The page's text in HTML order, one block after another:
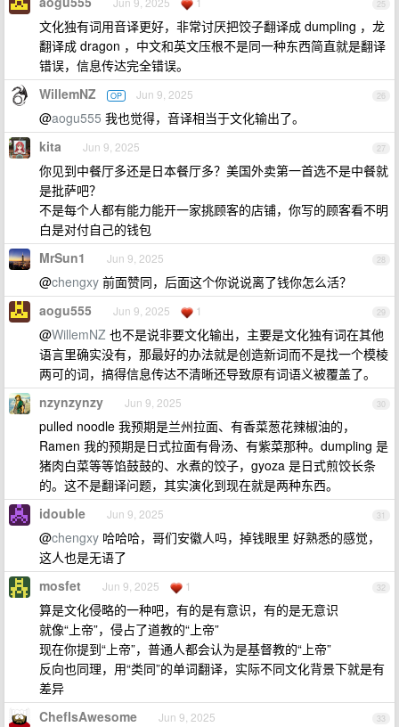
25
文化独有词用音译更好，非常讨厌把饺子翻译成 dumpling ，龙
翻译成 dragon ，中文和英文压根不是同一种东西简直就是翻译
错误，信息传达完全错误。
26
WillemNZ OP Jun 9, 2025
@aogu555 我也觉得，音译相当于文化输出了。
27
kita Jun 9, 2025
你见到中餐厅多还是日本餐厅多？美国外卖第一首选不是中餐就
是批萨吧？
不是每个人都有能力能开一家挑顾客的店铺，你写的顾客看不明
白是对付自己的钱包
28
MrSun1 Jun 9, 2025
@chengxy 前面赞同，后面这个你说说离了钱你怎么活？
29
aogu555 Jun 9, 2025 1
@WillemNZ 也不是说非要文化输出，主要是文化独有词在其他
语言里确实没有，那最好的办法就是创造新词而不是找一个模棱
两可的词，搞得信息传达不清晰还导致原有词语义被覆盖了。
30
nzynzynzy Jun 9, 2025
pulled noodle 我预期是兰州拉面、有香菜葱花辣椒油的，
Ramen 我的预期是日式拉面有骨汤、有紫菜那种。dumpling 是
猪肉白菜等等馅鼓鼓的、水煮的饺子，gyoza 是日式煎饺长条
的。这不是翻译问题，其实演化到现在就是两种东西。
31
idouble Jun 9, 2025
@chengxy 哈哈哈，哥们安徽人吗，掉钱眼里 好熟悉的感觉，
这人也是无语了
32
mosfet Jun 9, 2025 1
算是文化侵略的一种吧，有的是有意识，有的是无意识
就像“上帝”，侵占了道教的“上帝”
现在你提到“上帝”，普通人都会认为是基督教的“上帝”
反向也同理，用“类同”的单词翻译，实际不同文化背景下就是有
差异
33
ChefIsAwesome Jun 9, 2025